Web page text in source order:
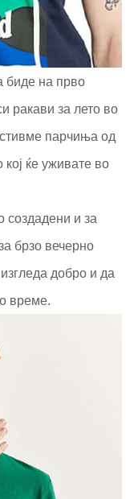
биде на прво
ракави за лето во
парчиња од
кој ќе уживате во
создадени и за
брзо вечерно
добро и да
време.